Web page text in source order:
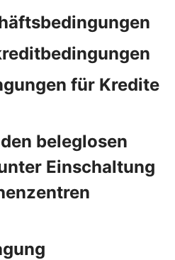
für Kredite
beleglosen
Einschaltung